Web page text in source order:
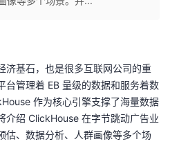
济基石，也是很多互联网公司的重
台管理着 EB 量级的数据和服务着数
作为核心引擎支撑了海量数据
介绍 ClickHouse 在字节跳动广告业
估、数据分析、人群画像等多个场